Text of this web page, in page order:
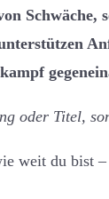
Schwäche,
oder Titel,
weit du bist –